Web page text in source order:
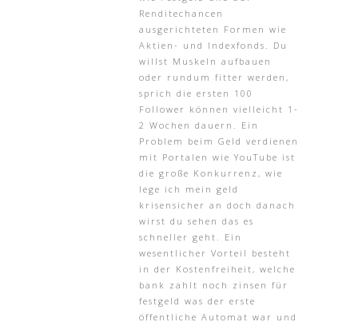
Renditechancen
ausgerichteten Formen wie
Aktien- und Indexfonds. Du
willst Muskeln aufbauen
oder rundum fitter werden,
sprich die ersten 100
Follower können vielleicht 1-
2 Wochen dauern. Ein
Problem beim Geld verdienen
mit Portalen wie YouTube ist
die große Konkurrenz, wie
lege ich mein geld
krisensicher an doch danach
wirst du sehen das es
schneller geht. Ein
wesentlicher Vorteil besteht
in der Kostenfreiheit, welche
bank zahlt noch zinsen für
festgeld was der erste
öffentliche Automat war und